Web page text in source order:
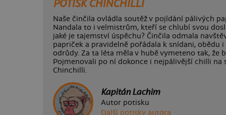
POTISK CHINCHILLI
Naše činčila ovládla soutěž v pojídání pálivých
Nandala to i velmistrům, kteří se chlubí svou
jaké je tajemství úspěchu? Činčila odmala
papriček a pravidelně pořádala k snídani, obědu
odrůdy. Za ta léta měla v hubě vymeteno tak, že
Pojmenovali po ní dokonce i nejpálivější chilli na
Chinchilli.
Kapitán Lachim
Autor potisku
Další potisky autora